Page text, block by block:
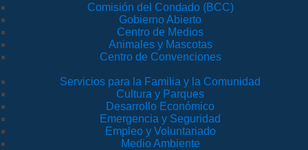
Comisión del Condado (BCC)
Gobierno Abierto
Centro de Medios
Animales y Mascotas
Centro de Convenciones
Servicios para la Familia y la Comunidad
Cultura y Parques
Desarrollo Económico
Emergencia y Seguridad
Empleo y Voluntariado
Medio Ambiente